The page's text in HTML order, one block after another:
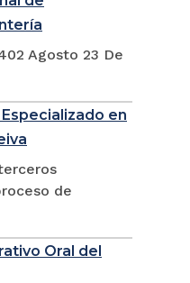
Agosto 23 De
en
de
Oral del